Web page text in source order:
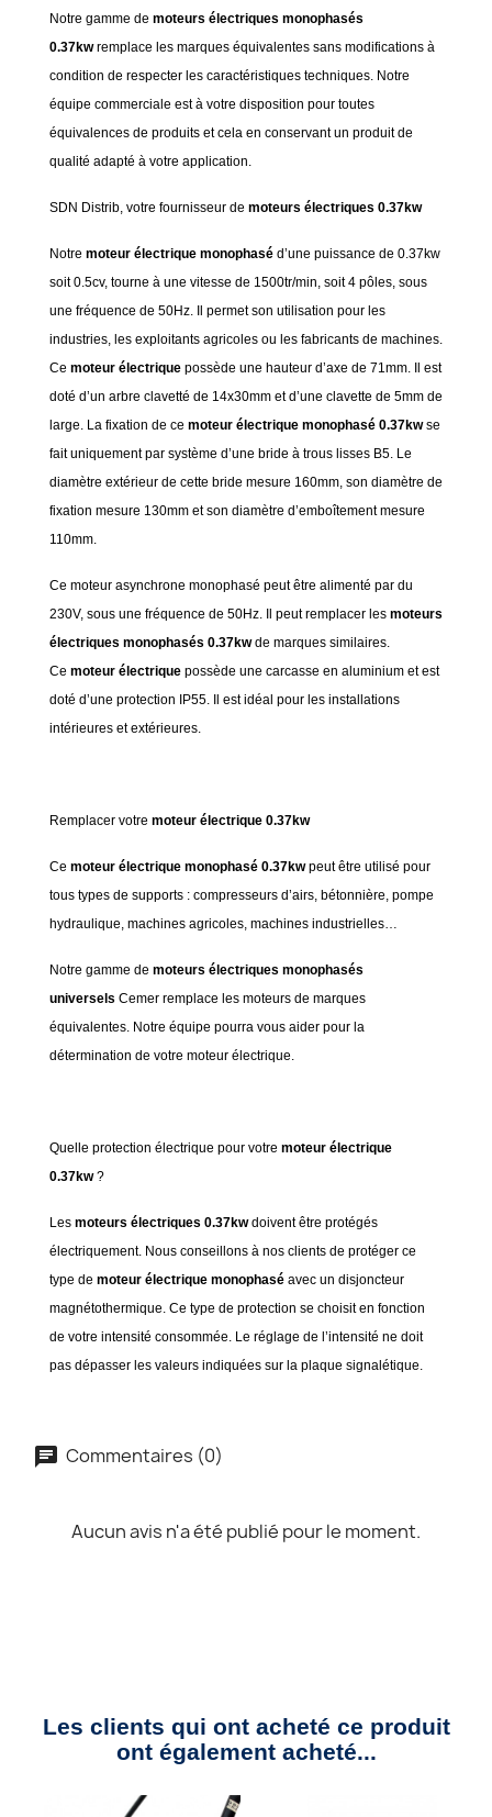
Notre gamme de moteurs électriques monophasés
0.37kwremplace les marques équivalentes sans modifications à
condition de respecter les caractéristiques techniques. Notre
équipe commerciale est à votre disposition pour toutes
équivalences de produits et cela en conservant un produit de
qualité adapté à votre application.
SDN Distrib, votre fournisseur de moteurs électriques 0.37kw
Notre moteur électrique monophasé d’une puissance de 0.37kw
soit 0.5cv, tourne à une vitesse de 1500tr/min, soit 4 pôles, sous
une fréquence de 50Hz. Il permet son utilisation pour les
industries, les exploitants agricoles ou les fabricants de machines.
Ce moteur électrique possède une hauteur d’axe de 71mm. Il est
doté d’un arbre clavetté de 14x30mm et d’une clavette de 5mm de
large. La fixation de ce moteur électrique monophasé 0.37kwse
fait uniquement par système d’une bride à trous lisses B5. Le
diamètre extérieur de cette bride mesure 160mm, son diamètre de
fixation mesure 130mm et son diamètre d’emboîtement mesure
110mm.
Ce moteur asynchrone monophasé peut être alimenté par du
230V, sous une fréquence de 50Hz. Il peut remplacer les moteurs
électriques monophasés 0.37kwde marques similaires.
Ce moteur électrique possède une carcasse en aluminium et est
doté d’une protection IP55. Il est idéal pour les installations
intérieures et extérieures.
Remplacer votre moteur électrique 0.37kw
Ce moteur électrique monophasé 0.37kwpeut être utilisé pour
tous types de supports : compresseurs d’airs, bétonnière, pompe
hydraulique, machines agricoles, machines industrielles…
Notre gamme de moteurs électriques monophasés
universels Cemer remplace les moteurs de marques
équivalentes. Notre équipe pourra vous aider pour la
détermination de votre moteur électrique.
Quelle protection électrique pour votre moteur électrique
0.37kw?
Les moteurs électriques 0.37kwdoivent être protégés
électriquement. Nous conseillons à nos clients de protéger ce
type de moteur électrique monophasé avec un disjoncteur
magnétothermique. Ce type de protection se choisit en fonction
de votre intensité consommée. Le réglage de l’intensité ne doit
pas dépasser les valeurs indiquées sur la plaque signalétique.
Commentaires (0)
Aucun avis n'a été publié pour le moment.
Les clients qui ont acheté ce produit
ont également acheté...